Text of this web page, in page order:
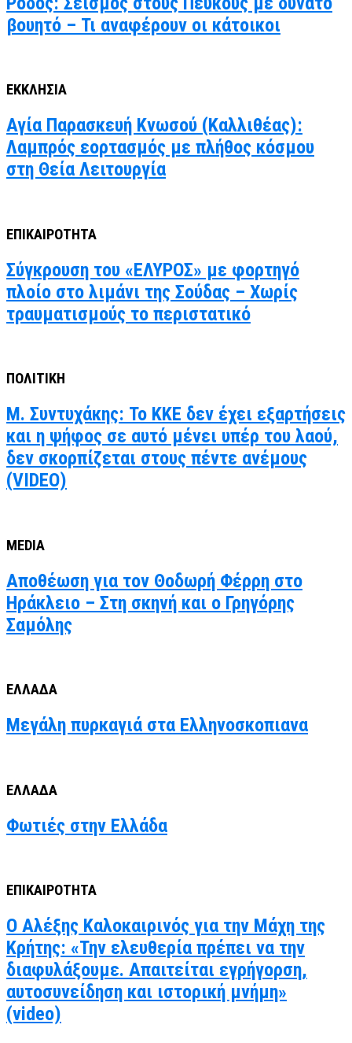
βουητό – Τι αναφέρουν οι κάτοικοι
ΕΚΚΛΗΣΙΑ
Αγία Παρασκευή Κνωσού (Καλλιθέας):
Λαμπρός εορτασμός με πλήθος κόσμου
στη Θεία Λειτουργία
ΕΠΙΚΑΙΡΟΤΗΤΑ
Σύγκρουση του «ΕΛΥΡΟΣ» με φορτηγό
πλοίο στο λιμάνι της Σούδας – Χωρίς
τραυματισμούς το περιστατικό
ΠΟΛΙΤΙΚΗ
Μ. Συντυχάκης: Το ΚΚΕ δεν έχει εξαρτήσεις
και η ψήφος σε αυτό μένει υπέρ του λαού,
δεν σκορπίζεται στους πέντε ανέμους
(VIDEO)
MEDIA
Αποθέωση για τον Θοδωρή Φέρρη στο
Ηράκλειο – Στη σκηνή και ο Γρηγόρης
Σαμόλης
ΕΛΛΑΔΑ
Μεγάλη πυρκαγιά στα Ελληνοσκοπιανα
ΕΛΛΑΔΑ
Φωτιές στην Ελλάδα
ΕΠΙΚΑΙΡΟΤΗΤΑ
Ο Αλέξης Καλοκαιρινός για την Μάχη της
Κρήτης: «Την ελευθερία πρέπει να την
διαφυλάξουμε. Απαιτείται εγρήγορση,
αυτοσυνείδηση και ιστορική μνήμη»
(video)